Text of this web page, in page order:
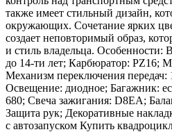
также имеет стильный дизайн,
окружающих. Сочетание ярких
создает неповторимый образ,
и стиль владельца. Особенности:
до 14-ти лет; Карбюратор: PZ16;
Механизм переключения передач:
Освещение: диодное; Багажник:
680; Свеча зажигания: D8EA;
Защита рук; Декоративные
с автозапуском Купить